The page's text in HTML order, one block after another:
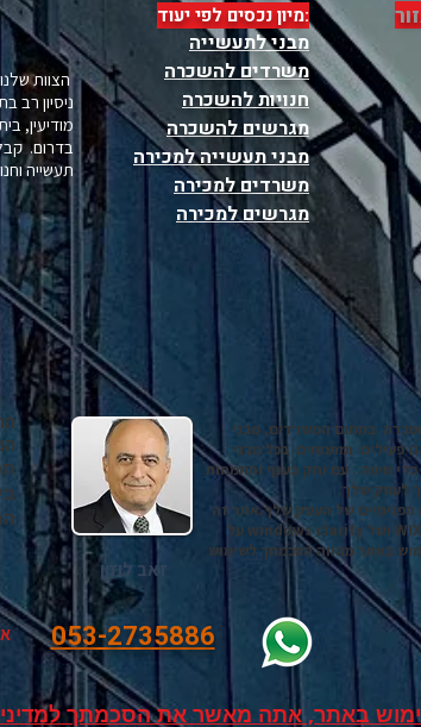
:מיון נכסים לפי יעוד
מבני לתעשייה
משרדים להשכרה
חנויות להשכרה
מגרשים להשכרה
מבני תעשייה למכירה
משרדים למכירה
מגרשים למכירה
הצוות
ניסיון רב
מודיעין,
בדרום.
תעשייה
בתחום המשרדים, מבני
פעילים ומתמחים בכל מבני
חיפה . עם ותק בענף והתמחות
לעסק שלך.
הפנימיים של העסק שלך.אתר זה
משתשמש ב קוקיס של WIX GOOGLE ADS ושל windows clarity על
באתר מהווה הסכמתך לשימוש
זאב לוזון
053-2735886
באתר, אתה מאשר את הסכמתך